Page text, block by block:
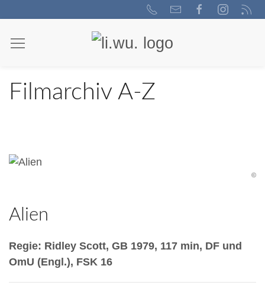
Filmarchiv A-Z
©
Alien
Regie: Ridley Scott, GB 1979, 117 min, DF und
OmU (Engl.), FSK 16